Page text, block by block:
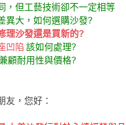
，但工藝技術卻不一定相等
異大，如何選購沙發?
理沙發還是買新的?
凹陷 該如何處理?
顧耐用性與價格?
友，您好：